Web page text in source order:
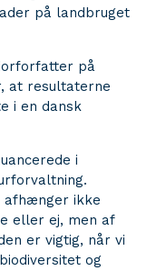
på landbruget
på
at resultaterne
i en dansk
i
afhænger ikke
eller ej, men af
er vigtig, når vi
og